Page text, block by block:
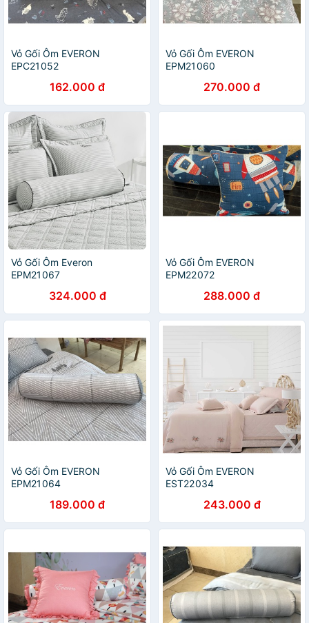
Vỏ Gối Ôm EVERON
EPC21052
162.000 đ
Vỏ Gối Ôm EVERON
EPM21060
270.000 đ
Vỏ Gối Ôm Everon
EPM21067
324.000 đ
Vỏ Gối Ôm EVERON
EPM22072
288.000 đ
Vỏ Gối Ôm EVERON
EPM21064
189.000 đ
Vỏ Gối Ôm EVERON
EST22034
243.000 đ